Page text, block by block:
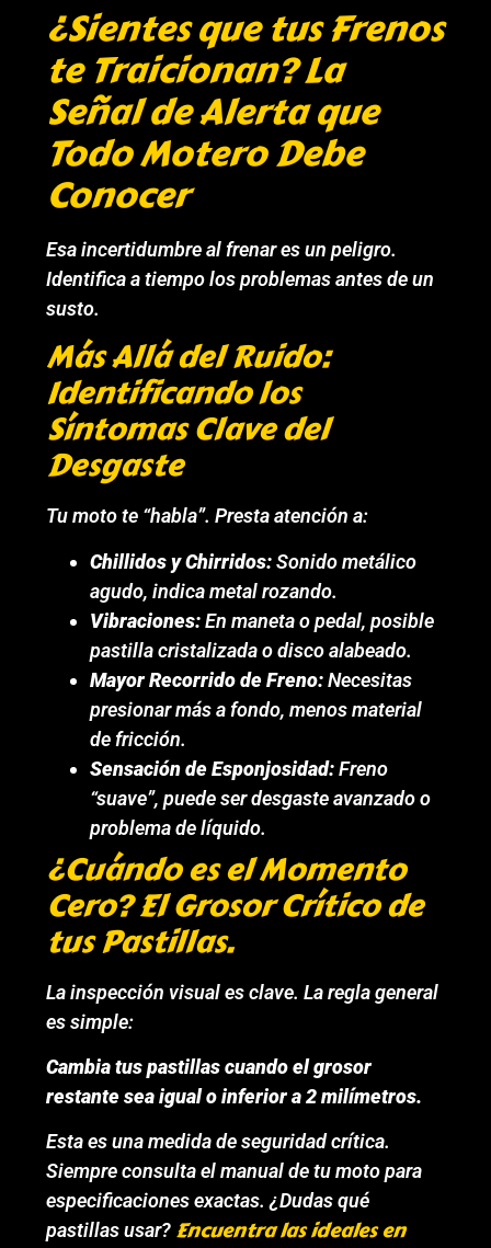
¿Sientes que tus Frenos
te Traicionan? La
Señal de Alerta que
Todo Motero Debe
Conocer
Esa incertidumbre al frenar es un peligro.
Identifica a tiempo los problemas antes de un
susto.
Más Allá del Ruido:
Identificando los
Síntomas Clave del
Desgaste
Tu moto te “habla”. Presta atención a:
Chillidos y Chirridos:Sonido metálico
agudo, indica metal rozando.
Vibraciones:En maneta o pedal, posible
pastilla cristalizada o disco alabeado.
Mayor Recorrido de Freno:Necesitas
presionar más a fondo, menos material
de fricción.
Sensación de Esponjosidad:Freno
“suave”, puede ser desgaste avanzado o
problema de líquido.
¿Cuándo es el Momento
Cero? El Grosor Crítico de
tus Pastillas.
La inspección visual es clave. La regla general
es simple:
Cambia tus pastillas cuando el grosor
restante sea igual o inferior a 2 milímetros.
Esta es una medida de seguridad crítica.
Siempre consulta el manual de tu moto para
especificaciones exactas. ¿Dudas qué
pastillas usar? Encuentra las ideales en